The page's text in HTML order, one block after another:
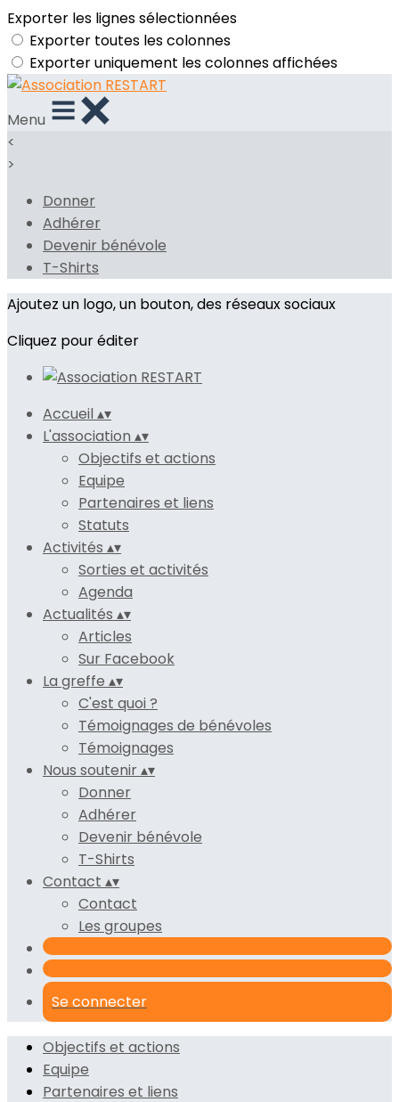
Exporter les lignes sélectionnées
Exporter toutes les colonnes
Exporter uniquement les colonnes affichées
Menu
<
>
Donner
Adhérer
Devenir bénévole
T-Shirts
Ajoutez un logo, un bouton, des réseaux sociaux
Cliquez pour éditer
Accueil▴▾
L'association ▴▾
Objectifs et actions
Equipe
Partenaires et liens
Statuts
Activités ▴▾
Sorties et activités
Agenda
Actualités ▴▾
Articles
Sur Facebook
La greffe ▴▾
C'est quoi ?
Témoignages de bénévoles
Témoignages
Nous soutenir▴▾
Donner
Adhérer
Devenir bénévole
T-Shirts
Contact ▴▾
Contact
Les groupes
Se connecter
Objectifs et actions
Equipe
Partenaires et liens